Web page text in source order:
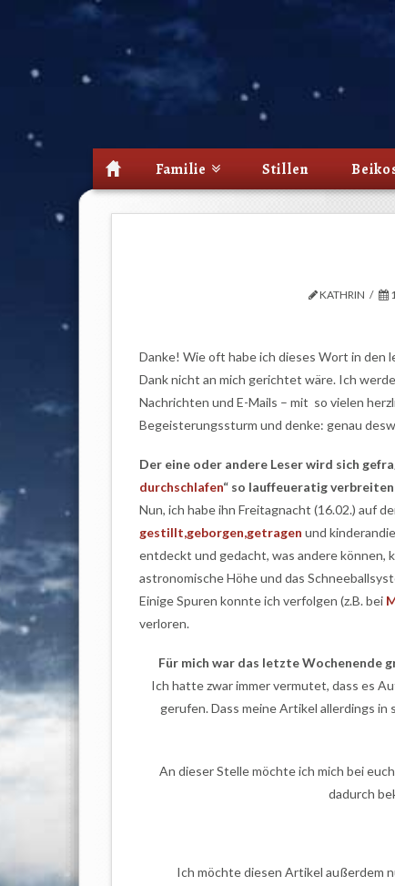
Familie Stillen
KATHRIN
Danke! Wie oft habe ich dieses Wort in den
Dank nicht an mich gerichtet wäre. Ich
Nachrichten und E-Mails – mit so vielen
Begeisterungssturm und denke: genau
Der eine oder andere Leser wird sich
durchschlafen“ so lauffeueratig
Nun, ich habe ihn Freitagnacht (16.02.) auf
gestillt,geborgen,getragen und
entdeckt und gedacht, was andere können,
astronomische Höhe und das
Einige Spuren konnte ich verfolgen (z.B. bei
verloren.
Für mich war das letzte Wochenende
Ich hatte zwar immer vermutet, dass es
gerufen. Dass meine Artikel allerdings
An dieser Stelle möchte ich mich bei
dadurch
Ich möchte diesen Artikel außerdem